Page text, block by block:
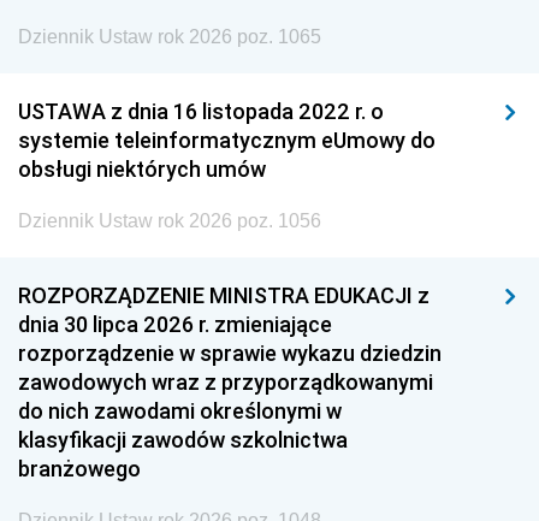
Dziennik Ustaw rok 2026 poz. 1065
USTAWA z dnia 16 listopada 2022 r. o
systemie teleinformatycznym eUmowy do
obsługi niektórych umów
Dziennik Ustaw rok 2026 poz. 1056
ROZPORZĄDZENIE MINISTRA EDUKACJI z
dnia 30 lipca 2026 r. zmieniające
rozporządzenie w sprawie wykazu dziedzin
zawodowych wraz z przyporządkowanymi
do nich zawodami określonymi w
klasyfikacji zawodów szkolnictwa
branżowego